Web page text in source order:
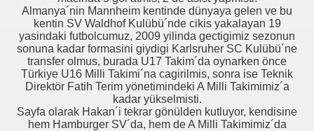
Almanya´nin Mannheim kentinde dünyaya gelen ve bu
kentin SV Waldhof Kulübü´nde cikis yakalayan 19
yasindaki futbolcumuz, 2009 yilinda gectigimiz sezonun
sonuna kadar formasini giydigi Karlsruher SC Kulübü´ne
transfer olmus, burada U17 Takim´da oynarken önce
Türkiye U16 Milli Takimi´na cagirilmis, sonra ise Teknik
Direktör Fatih Terim yönetimindeki A Milli Takimimiz´a
kadar yükselmisti.
Sayfa olarak Hakan´i tekrar gönülden kutluyor, kendisine
hem Hamburger SV´da, hem de A Milli Takimimiz´da